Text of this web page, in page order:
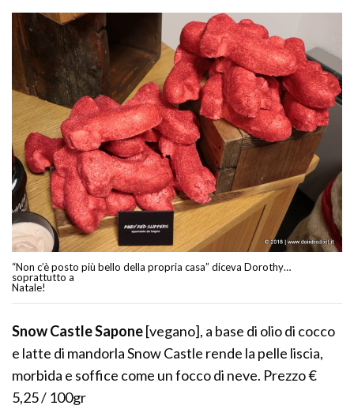
“Non c’è posto più bello della propria casa” diceva Dorothy…
soprattutto a
Natale!
Snow Castle Sapone[vegano], a base di olio di cocco
e latte di mandorla Snow Castle rende la pelle liscia,
morbida e soffice come un focco di neve. Prezzo €
5,25 / 100gr